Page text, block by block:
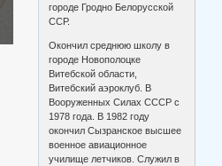
городе Гродно Белорусской
ССР.
Окончил среднюю школу в
городе Новополоцке
Витебской области,
Витебский аэроклуб. В
Вооруженных Силах СССР с
1978 года. В 1982 году
окончил Сызранское высшее
военное авиационное
училище летчиков. Служил в